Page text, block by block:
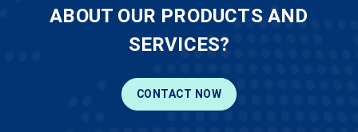
ABOUT OUR PRODUCTS AND
SERVICES?
CONTACT NOW